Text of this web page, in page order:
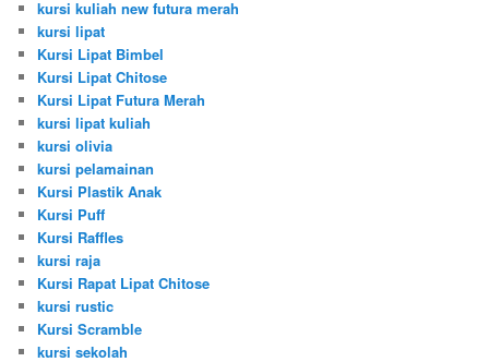
kursi kuliah new futura merah
kursi lipat
Kursi Lipat Bimbel
Kursi Lipat Chitose
Kursi Lipat Futura Merah
kursi lipat kuliah
kursi olivia
kursi pelamainan
Kursi Plastik Anak
Kursi Puff
Kursi Raffles
kursi raja
Kursi Rapat Lipat Chitose
kursi rustic
Kursi Scramble
kursi sekolah